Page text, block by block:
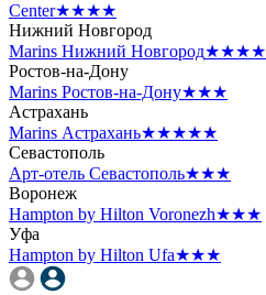
Center★★★★
Нижний Новгород
Marins Нижний Новгород★★★★
Ростов-на-Дону
Marins Ростов-на-Дону★★★
Астрахань
Marins Астрахань★★★★★
Севастополь
Арт-отель Севастополь★★★
Воронеж
Hampton by Hilton Voronezh★★★
Уфа
Hampton by Hilton Ufa★★★